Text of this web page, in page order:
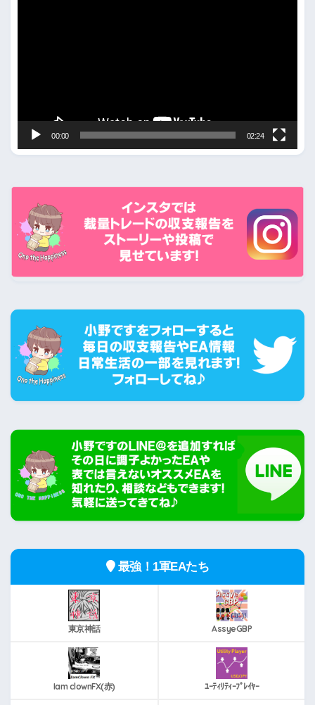
00:00 02:24
最強！1軍EAたち
東京神話 AssyeGBP
Iam clownFX(赤) ﾕｰﾃｨﾘﾃｨｰﾌﾟﾚｲﾔｰ